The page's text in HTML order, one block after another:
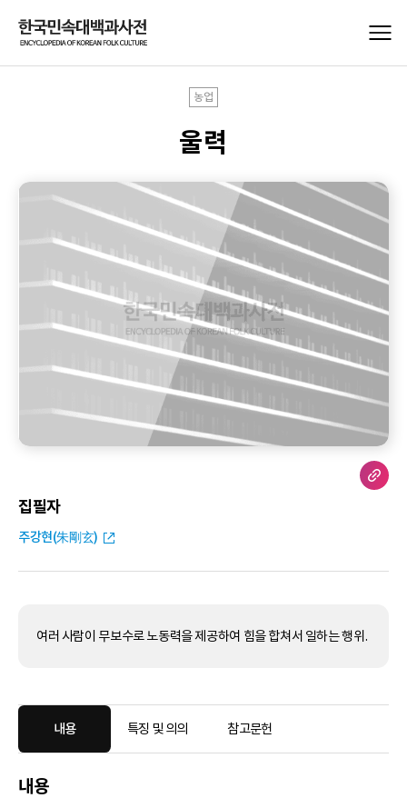
농업
울력
집필자
주강현(朱剛玄)
여러 사람이 무보수로 노동력을 제공하여 힘을 합쳐서 일하는 행위.
내용 특징 및 의의 참고문헌
내용